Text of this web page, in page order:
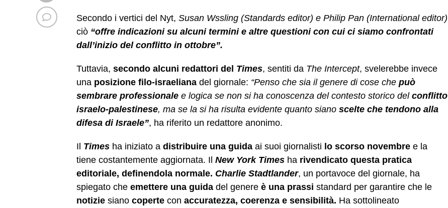
Secondo i vertici del Nyt, Susan Wssling (Standards editor) e Philip Pan (International editor)
ciò “offre indicazioni su alcuni termini e altre questioni con cui ci siamo confrontati
dall’inizio del conflitto in ottobre”.
Tuttavia, secondo alcuni redattori del Times, sentiti da The Intercept, svelerebbe invece
una posizione filo-israeliana del giornale: “Penso che sia il genere di cose che può
sembrare professionale e logica se non si ha conoscenza del contesto storico del conflitto
israelo-palestinese, ma se la si ha risulta evidente quanto siano scelte che tendono alla
difesa di Israele”, ha riferito un redattore anonimo.
Il Times ha iniziato a distribuire una guida ai suoi giornalisti lo scorso novembre e la
tiene costantemente aggiornata. Il New York Times ha rivendicato questa pratica
editoriale, definendola normale. Charlie Stadtlander, un portavoce del giornale, ha
spiegato che emettere una guida del genere è una prassi standard per garantire che le
notizie siano coperte con accuratezza, coerenza e sensibilità. Ha sottolineato